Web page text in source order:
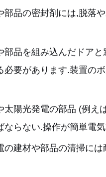
部品の密封剤には,脱落
部品を組み込んだドア
必要があります.装置の
太陽光発電の部品 (例え
ならない.操作が簡単電
の建材や部品の清掃に